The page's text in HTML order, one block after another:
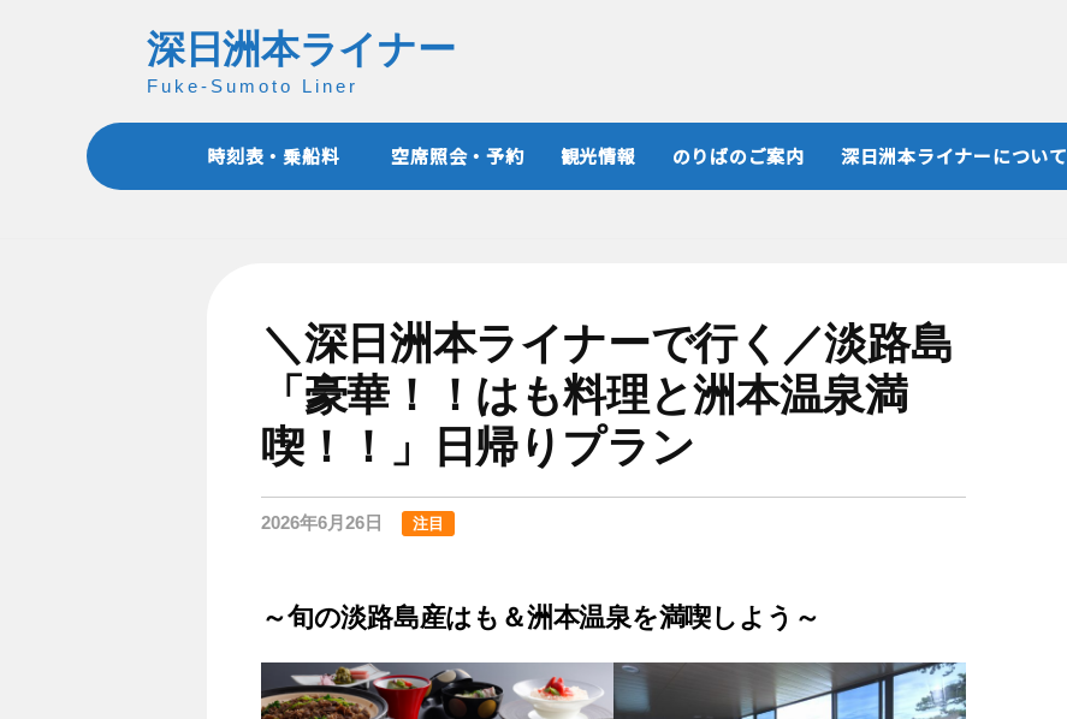
深日洲本ライナー
Fuke-Sumoto Liner
時刻表・乗船料 空席照会・予約 観光情報 のりばのご案内 深日洲本ライナーについて
＼深日洲本ライナーで行く／淡路島
「豪華！！はも料理と洲本温泉満
喫！！」日帰りプラン
2026年6月26日 注目
～旬の淡路島産はも＆洲本温泉を満喫しよう～